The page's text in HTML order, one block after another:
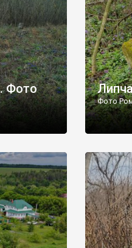
Фото
Фото